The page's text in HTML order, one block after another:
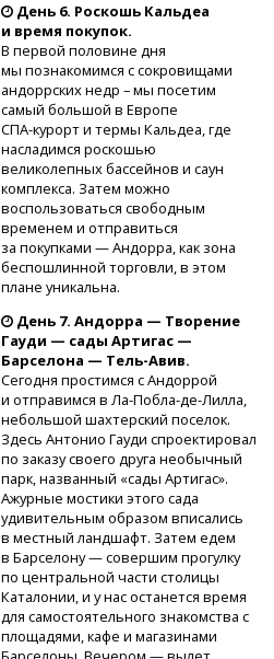
День 6. Роскошь Кальдеа
и время покупок.
В первой половине дня
мы познакомимся с сокровищами
андоррских недр – мы посетим
самый большой в Европе
СПА-курорти термы Кальдеа, где
насладимся роскошью
великолепных бассейнов и саун
комплекса. Затем можно
воспользоваться свободным
временем и отправиться
за покупками — Андорра, как зона
беспошлинной торговли, в этом
плане уникальна.
День 7. Андорра — Творение
Гауди — сады Артигас —
Барселона — Тель-Авив.
Сегодня простимся с Андоррой
и отправимся в Ла-Побла-де-Лилла,
небольшой шахтерский поселок.
Здесь Антонио Гауди спроектировал
по заказу своего друга необычный
парк, названный «сады Артигас».
Ажурные мостики этого сада
удивительным образом вписались
в местный ландшафт. Затем едем
в Барселону — совершим прогулку
по центральной части столицы
Каталонии, и у нас останется время
для самостоятельного знакомства с
площадями, кафе и магазинами